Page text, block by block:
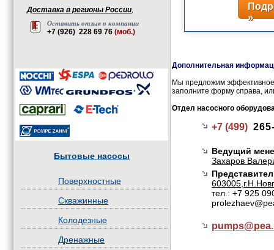
Доставка в регионы России,
Оставить отзыв о компании
+7 (926) 228 69 76 (моб.)
Бытовые насосы
Поверхностные
Скважинные
Колодезные
Дренажные
»
Дополнительная
Мы предложим эффективное
заполните форму справа,
Отдел насосного
+7 (499)
Ведущий
Захаров
тел.: +7 925
pumps@